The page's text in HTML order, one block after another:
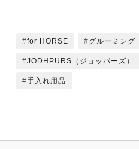
for HORSE グルーミング
JODHPURS（ジョッパーズ）
手入れ用品